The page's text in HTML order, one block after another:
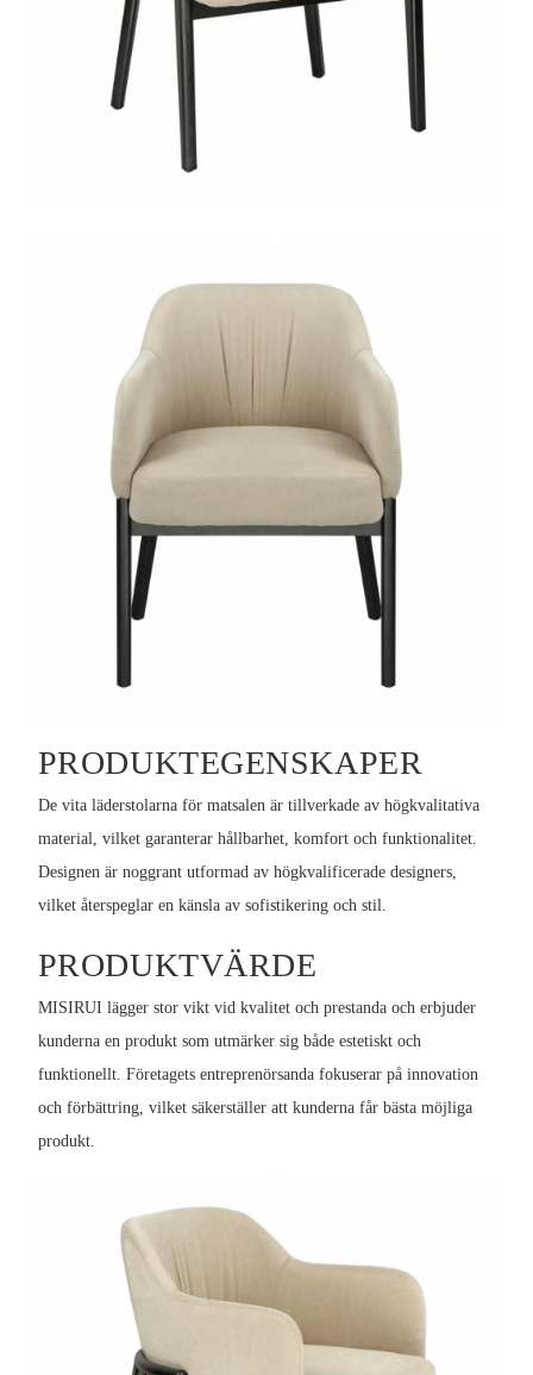
PRODUKTEGENSKAPER
De vita läderstolarna för matsalen är tillverkade av högkvalitativa
material, vilket garanterar hållbarhet, komfort och funktionalitet.
Designen är noggrant utformad av högkvalificerade designers,
vilket återspeglar en känsla av sofistikering och stil.
PRODUKTVÄRDE
MISIRUI lägger stor vikt vid kvalitet och prestanda och erbjuder
kunderna en produkt som utmärker sig både estetiskt och
funktionellt. Företagets entreprenörsanda fokuserar på innovation
och förbättring, vilket säkerställer att kunderna får bästa möjliga
produkt.